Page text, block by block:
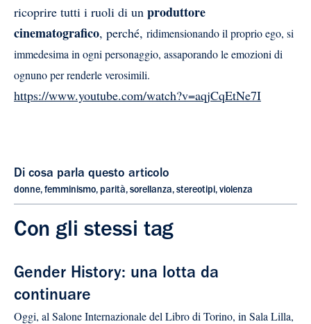
ricoprire tutti i ruoli di un produttore
cinematografico, perché, ridimensionando il proprio ego, si
immedesima in ogni personaggio, assaporando le emozioni di
ognuno per renderle verosimili.
https://www.youtube.com/watch?v=aqjCqEtNe7I
Di cosa parla questo articolo
donne, femminismo, parità, sorellanza, stereotipi, violenza
Con gli stessi tag
Gender History: una lotta da
continuare
Oggi, al Salone Internazionale del Libro di Torino, in Sala Lilla,